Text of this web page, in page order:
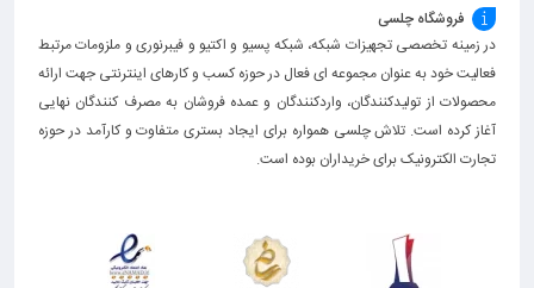
فروشگاه چلسی
در زمینه تخصصی تجهیزات شبکه، شبکه پسیو و اکتیو و فیبرنوری و ملزومات مرتبط
فعالیت خود به عنوان مجموعه ای فعال در حوزه کسب ‌و کارهای اینترنتی جهت ارائه
محصولات از تولیدکنندگان، واردکنندگان و عمده فروشان به مصرف کنندگان نهایی
آغاز کرده است. تلاش چلسی همواره برای ایجاد بستری متفاوت و کارآمد در حوزه
تجارت الکترونیک برای خریداران بوده است.